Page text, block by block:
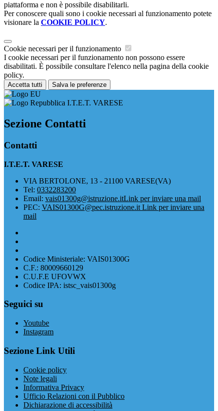
piattaforma e non è possibile disabilitarli.
Per conoscere quali sono i cookie necessari al funzionamento potete
visionare la COOKIE POLICY.
Cookie necessari per il funzionamento
I cookie necessari per il funzionamento non possono essere
disabilitati. È possibile consultare l'elenco nella pagina della cookie
policy.
Accetta tutti Salva le preferenze
I.T.E.T. VARESE
Sezione Contatti
Contatti
I.T.E.T. VARESE
VIA BERTOLONE, 13 - 21100 VARESE(VA)
Tel: 0332283200
Email: vais01300g@istruzione.itLink per inviare una mail
PEC: VAIS01300G@pec.istruzione.it Link per inviare una
mail
Codice Ministeriale: VAIS01300G
C.F.: 80009660129
C.U.F.E UFOVWX
Codice IPA: istsc_vais01300g
Seguici su
Youtube
Instagram
Sezione Link Utili
Cookie policy
Note legali
Informativa Privacy
Ufficio Relazioni con il Pubblico
Dichiarazione di accessibilità